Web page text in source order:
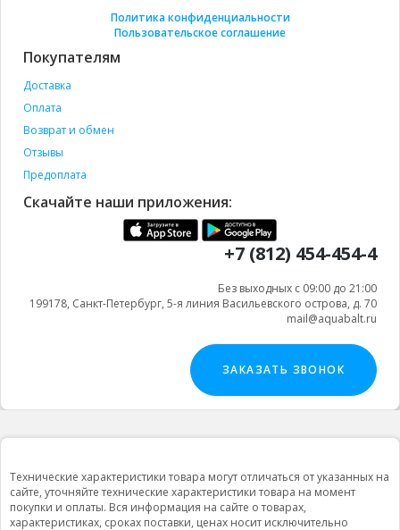
Политика конфиденциальности
Пользовательское соглашение
Покупателям
Доставка
Оплата
Возврат и обмен
Отзывы
Предоплата
Скачайте наши приложения:
+7 (812) 454-454-4
Без выходных с 09:00 до 21:00
199178, Санкт-Петербург, 5-я линия Васильевского острова, д. 70
mail@aquabalt.ru
ЗАКАЗАТЬ ЗВОНОК
Технические характеристики товара могут отличаться от указанных на
сайте, уточняйте технические характеристики товара на момент
покупки и оплаты. Вся информация на сайте о товарах,
характеристиках, сроках поставки, ценах носит исключительно